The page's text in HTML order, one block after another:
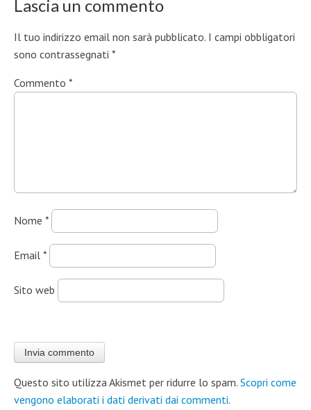
Lascia un commento
Il tuo indirizzo email non sarà pubblicato. I campi obbligatori
sono contrassegnati *
Commento *
Nome *
Email *
Sito web
Questo sito utilizza Akismet per ridurre lo spam. Scopri come
vengono elaborati i dati derivati dai commenti.